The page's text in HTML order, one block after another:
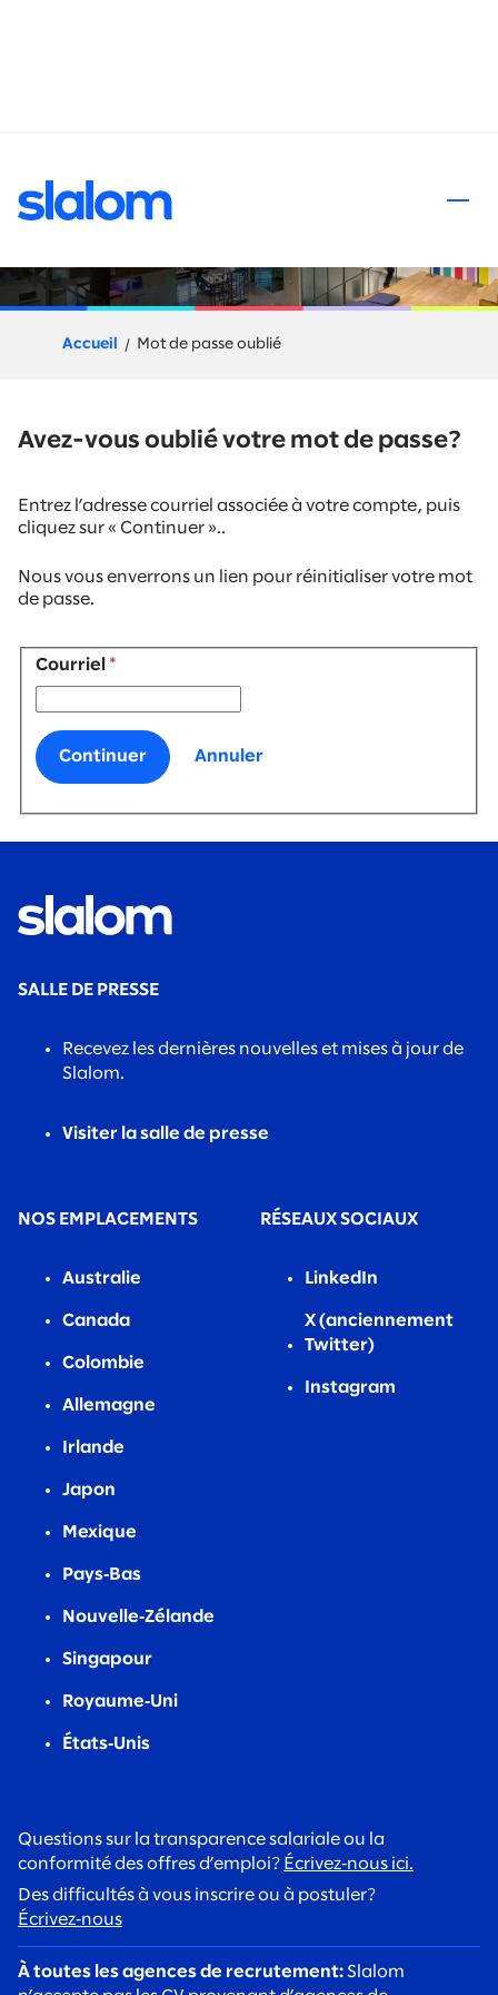
Mot de passe oublié
Accueil Mot de passe oublié
Avez-vous oublié votre mot de passe?
Entrez l’adresse courriel associée à votre compte, puis
cliquez sur « Continuer »..
Nous vous enverrons un lien pour réinitialiser votre mot
de passe.
Réinitialiser le mot de passe par courriel
Courriel *
Continuer Annuler
SALLE DE PRESSE
Recevez les dernières nouvelles et mises à jour de
Slalom.
Visiter la salle de presse
NOS EMPLACEMENTS
Australie
Canada
Colombie
Allemagne
Irlande
Japon
Mexique
Pays‑Bas
Nouvelle‑Zélande
Singapour
Royaume‑Uni
États‑Unis
RÉSEAUX SOCIAUX
LinkedIn
X (anciennement
Twitter)
Instagram
Questions sur la transparence salariale ou la
conformité des offres d’emploi? Écrivez‑nous ici.
Des difficultés à vous inscrire ou à postuler?
Écrivez‑nous
À toutes les agences de recrutement: Slalom